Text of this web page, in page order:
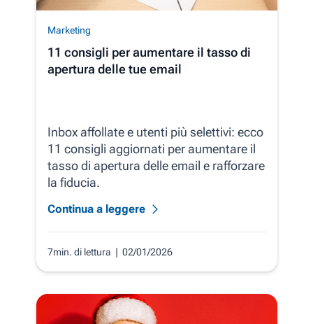
Marketing
11 consigli per aumentare il tasso di
apertura delle tue email
Inbox affollate e utenti più selettivi: ecco
11 consigli aggiornati per aumentare il
tasso di apertura delle email e rafforzare
la fiducia.
Continua a leggere
7min. di lettura | 02/01/2026